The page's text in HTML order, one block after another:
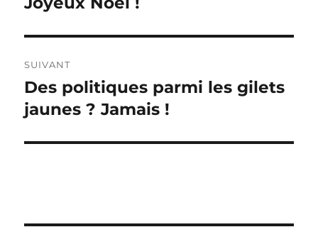
SUIVANT
Publication
suivante :
Des politiques parmi les gilets
jaunes ? Jamais !